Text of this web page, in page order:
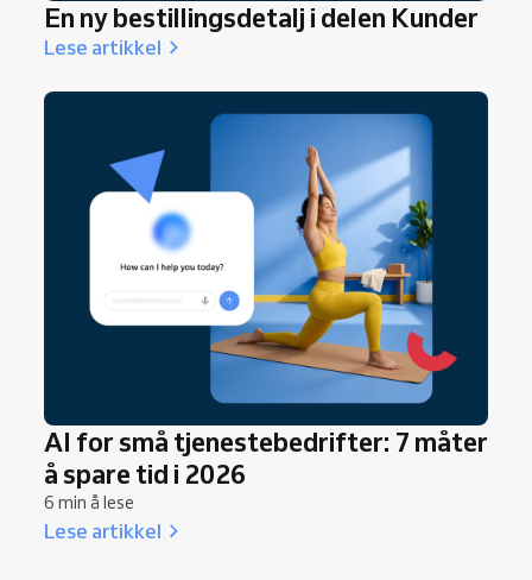
En ny bestillingsdetalj i delen Kunder
Lese artikkel
AI for små tjenestebedrifter: 7 måter
å spare tid i 2026
6 min å lese
Lese artikkel